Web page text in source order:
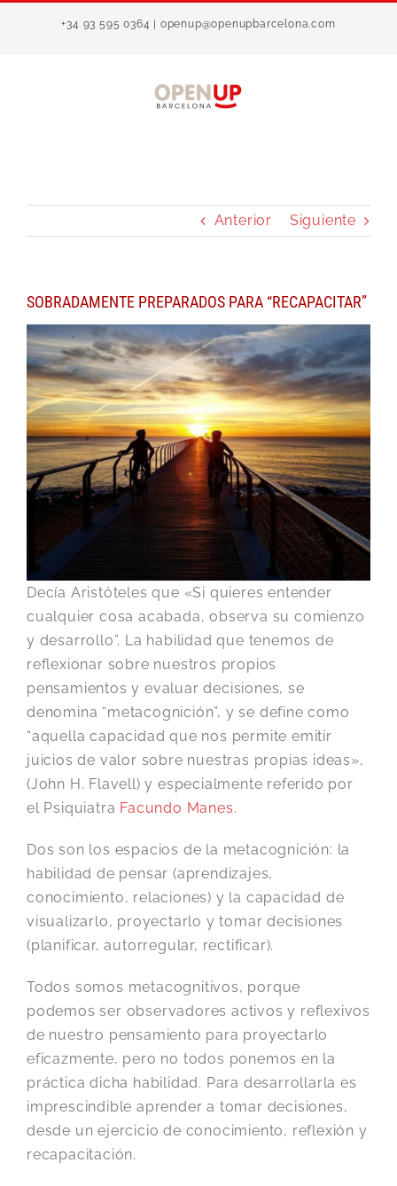
+34 93 595 0364 | openup@openupbarcelona.com
Anterior Siguiente
SOBRADAMENTE PREPARADOS PARA “RECAPACITAR”
Decía Aristóteles que «Si quieres entender
cualquier cosa acabada, observa su comienzo
y desarrollo”. La habilidad que tenemos de
reflexionar sobre nuestros propios
pensamientos y evaluar decisiones, se
denomina “metacognición”, y se define como
“aquella capacidad que nos permite emitir
juicios de valor sobre nuestras propias ideas»,
(John H. Flavell) y especialmente referido por
el Psiquiatra Facundo Manes.
Dos son los espacios de la metacognición: la
habilidad de pensar (aprendizajes,
conocimiento, relaciones) y la capacidad de
visualizarlo, proyectarlo y tomar decisiones
(planificar, autorregular, rectificar).
Todos somos metacognitivos, porque
podemos ser observadores activos y reflexivos
de nuestro pensamiento para proyectarlo
eficazmente, pero no todos ponemos en la
práctica dicha habilidad. Para desarrollarla es
imprescindible aprender a tomar decisiones,
desde un ejercicio de conocimiento, reflexión y
recapacitación.